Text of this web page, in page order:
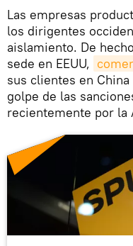
Las empresas
los dirigentes
aislamiento. De
sede en EEUU,
sus clientes en
golpe de las
recientemente por la